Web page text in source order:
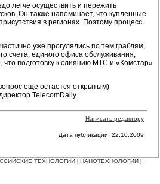
легче осуществить и пережить
Он также напоминает, что купленные
в регионах. Поэтому процесс
уже прогулялись по тем граблям,
счета, единого офиса обслуживания,
подготовку к слиянию МТС и «Комстар»
еще остается открытым)
TelecomDaily.
Написать редактору
Дата публикации: 22.10.2009
ТЕХНОЛОГИИ НАНОТЕХНОЛОГИИ